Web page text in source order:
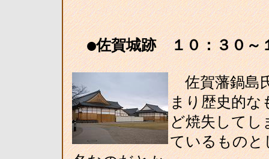
●佐賀城跡 １０：３０～
佐賀藩鍋島
まり歴史的な
ど焼失してし
ているものと